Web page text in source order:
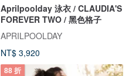
Aprilpoolday 泳衣 / CLAUDIA'S
FOREVER TWO / 黑色格子
APRILPOOLDAY
NT$ 3,920
88 折